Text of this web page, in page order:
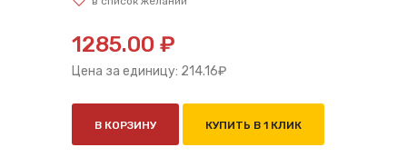
1285.00 ₽
Цена за единицу: 214.16₽
В КОРЗИНУ КУПИТЬ В 1 КЛИК